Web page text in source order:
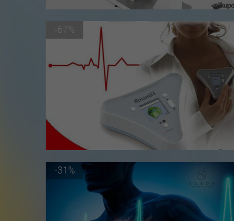
-67%
-31%